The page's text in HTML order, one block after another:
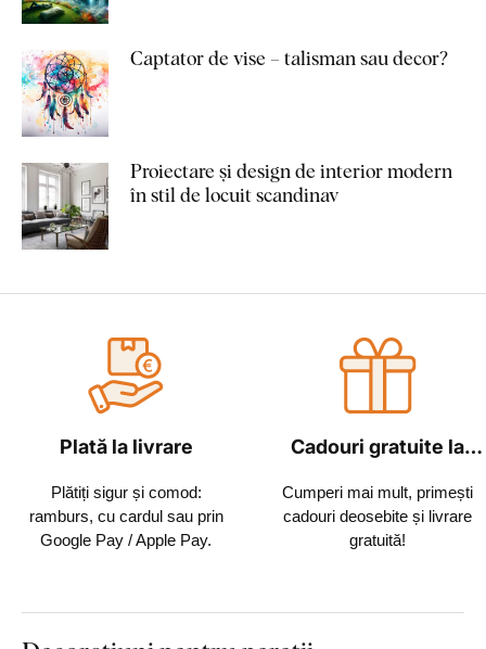
Captator de vise – talisman sau decor?
Proiectare și design de interior modern
în stil de locuit scandinav
Plată la livrare
Plătiți sigur și comod:
ramburs, cu cardul sau prin
Google Pay / Apple Pay.
Cadouri gratuite la
Cumperi mai mult, primești
cadouri deosebite și livrare
gratuită!